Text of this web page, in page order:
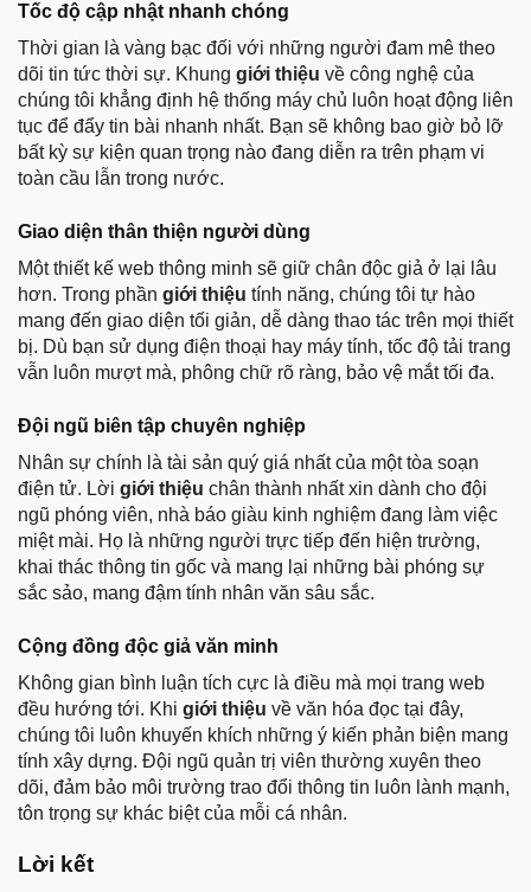
Tốc độ cập nhật nhanh chóng
Thời gian là vàng bạc đối với những người đam mê theo
dõi tin tức thời sự. Khung giới thiệu về công nghệ của
chúng tôi khẳng định hệ thống máy chủ luôn hoạt động liên
tục để đẩy tin bài nhanh nhất. Bạn sẽ không bao giờ bỏ lỡ
bất kỳ sự kiện quan trọng nào đang diễn ra trên phạm vi
toàn cầu lẫn trong nước.
Giao diện thân thiện người dùng
Một thiết kế web thông minh sẽ giữ chân độc giả ở lại lâu
hơn. Trong phần giới thiệu tính năng, chúng tôi tự hào
mang đến giao diện tối giản, dễ dàng thao tác trên mọi thiết
bị. Dù bạn sử dụng điện thoại hay máy tính, tốc độ tải trang
vẫn luôn mượt mà, phông chữ rõ ràng, bảo vệ mắt tối đa.
Đội ngũ biên tập chuyên nghiệp
Nhân sự chính là tài sản quý giá nhất của một tòa soạn
điện tử. Lời giới thiệu chân thành nhất xin dành cho đội
ngũ phóng viên, nhà báo giàu kinh nghiệm đang làm việc
miệt mài. Họ là những người trực tiếp đến hiện trường,
khai thác thông tin gốc và mang lại những bài phóng sự
sắc sảo, mang đậm tính nhân văn sâu sắc.
Cộng đồng độc giả văn minh
Không gian bình luận tích cực là điều mà mọi trang web
đều hướng tới. Khi giới thiệu về văn hóa đọc tại đây,
chúng tôi luôn khuyến khích những ý kiến phản biện mang
tính xây dựng. Đội ngũ quản trị viên thường xuyên theo
dõi, đảm bảo môi trường trao đổi thông tin luôn lành mạnh,
tôn trọng sự khác biệt của mỗi cá nhân.
Lời kết